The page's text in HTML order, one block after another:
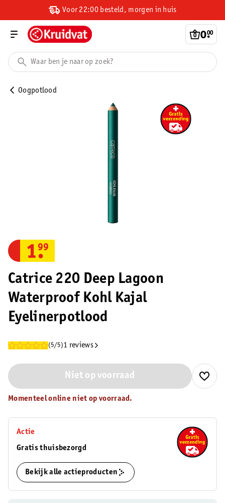
Voor 22:00 besteld, morgen in huis
0.
00
Oogpotlood
Catrice 220 Deep Lagoon
Waterproof Kohl Kajal
Eyelinerpotlood
(5/5)1 reviews
1.
99
Niet op voorraad
Momenteel online niet op voorraad.
Actie
Gratis thuisbezorgd
Bekijk alle actieproducten